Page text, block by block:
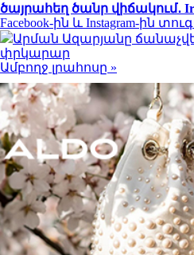
ծայրահեղ ծանր վիճակում․
Facebook-ին և Instagram-ին
Արման Ազարյանը
փրկարար
Ամբողջ լրահոսը »